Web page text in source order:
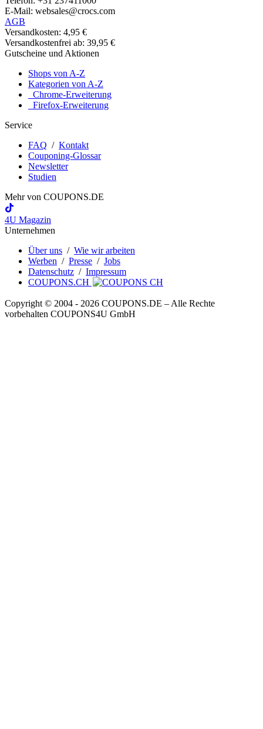
E-Mail: websales@crocs.com
AGB
Versandkosten: 4,95 €
Versandkostenfrei ab: 39,95 €
Gutscheine und Aktionen
Shops von A-Z
Kategorien von A-Z
Chrome-Erweiterung
Firefox-Erweiterung
Service
FAQ / Kontakt
Couponing-Glossar
Newsletter
Studien
Mehr von COUPONS.DE
4U Magazin
Unternehmen
Über uns / Wie wir arbeiten
Werben / Presse / Jobs
Datenschutz / Impressum
COUPONS.CH
Copyright © 2004 ‐ 2026 COUPONS.DE – Alle Rechte
vorbehalten COUPONS4U GmbH